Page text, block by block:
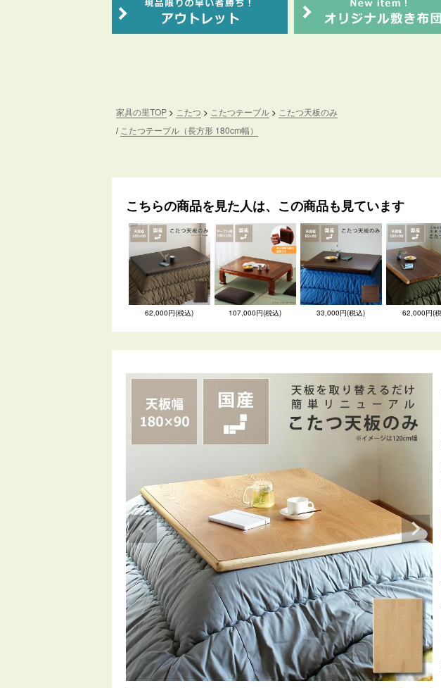
家具の里TOP こたつ こたつテーブル
こたつ天板のみ
こたつテーブル（長方形 180cm幅）
こちらの商品を見た人は、この商品も見ています
62,000円(税込) 107,000円(税込) 33,000円(税込) 62,000円(